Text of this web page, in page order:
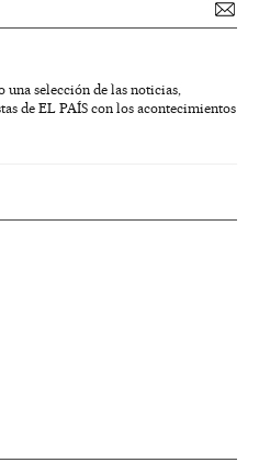
una selección de las noticias,
de EL PAÍS con los acontecimientos